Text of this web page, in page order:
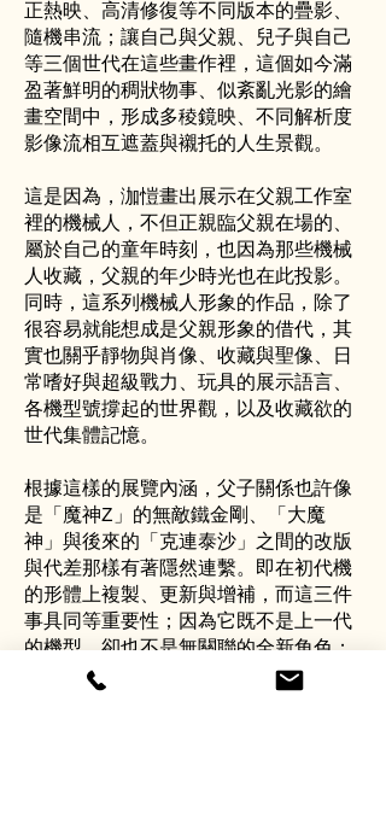
正熱映、高清修復等不同版本的疊影、
隨機串流；讓自己與父親、兒子與自己
等三個世代在這些畫作裡，這個如今滿
盈著鮮明的稠狀物事、似紊亂光影的繪
畫空間中，形成多稜鏡映、不同解析度
影像流相互遮蓋與襯托的人生景觀。
這是因為，泇愷畫出展示在父親工作室
裡的機械人，不但正親臨父親在場的、
屬於自己的童年時刻，也因為那些機械
人收藏，父親的年少時光也在此投影。
同時，這系列機械人形象的作品，除了
很容易就能想成是父親形象的借代，其
實也關乎靜物與肖像、收藏與聖像、日
常嗜好與超級戰力、玩具的展示語言、
各機型號撐起的世界觀，以及收藏欲的
世代集體記憶。
根據這樣的展覽內涵，父子關係也許像
是「魔神Z」的無敵鐵金剛、「大魔
神」與後來的「克連泰沙」之間的改版
與代差那樣有著隱然連繫。即在初代機
的形體上複製、更新與增補，而這三件
事具同等重要性；因為它既不是上一代
的機型，卻也不是無關聯的全新角色；
傳達的是生命史的疊合，主體認同的交